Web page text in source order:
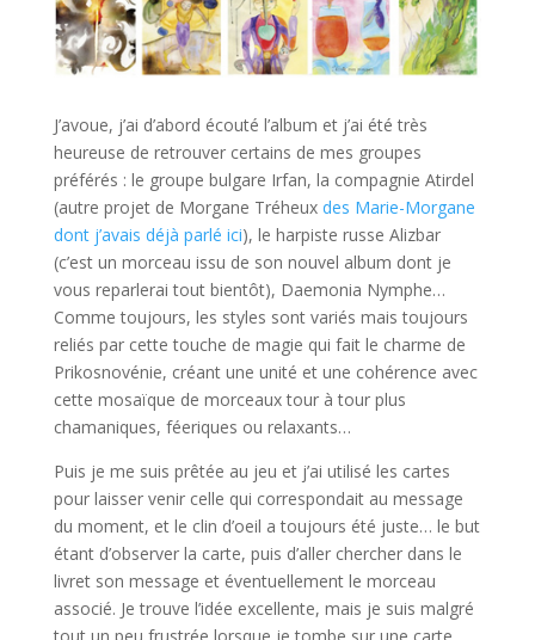
J’avoue, j’ai d’abord écouté l’album et j’ai été très
heureuse de retrouver certains de mes groupes
préférés : le groupe bulgare Irfan, la compagnie Atirdel
(autre projet de Morgane Tréheux des Marie-Morgane
dont j’avais déjà parlé ici), le harpiste russe Alizbar
(c’est un morceau issu de son nouvel album dont je
vous reparlerai tout bientôt), Daemonia Nymphe…
Comme toujours, les styles sont variés mais toujours
reliés par cette touche de magie qui fait le charme de
Prikosnovénie, créant une unité et une cohérence avec
cette mosaïque de morceaux tour à tour plus
chamaniques, féeriques ou relaxants…
Puis je me suis prêtée au jeu et j’ai utilisé les cartes
pour laisser venir celle qui correspondait au message
du moment, et le clin d’oeil a toujours été juste… le but
étant d’observer la carte, puis d’aller chercher dans le
livret son message et éventuellement le morceau
associé. Je trouve l’idée excellente, mais je suis malgré